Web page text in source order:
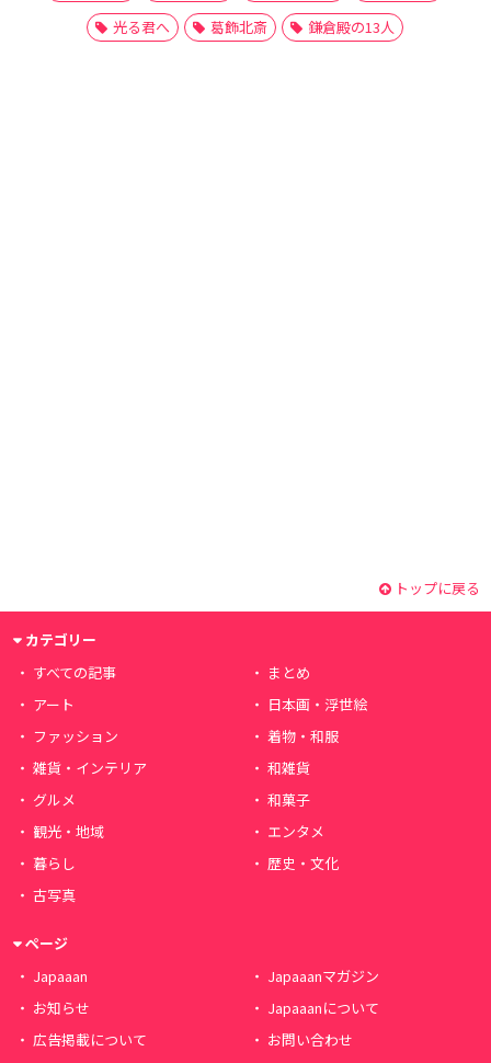
光る君へ
葛飾北斎 鎌倉殿の13人
トップに戻る
カテゴリー
すべての記事
まとめ
アート
日本画・浮世絵
ファッション
着物・和服
雑貨・インテリア
和雑貨
グルメ
和菓子
観光・地域
エンタメ
暮らし
歴史・文化
古写真
ページ
Japaaan
Japaaanマガジン
お知らせ
Japaaanについて
広告掲載について
お問い合わせ